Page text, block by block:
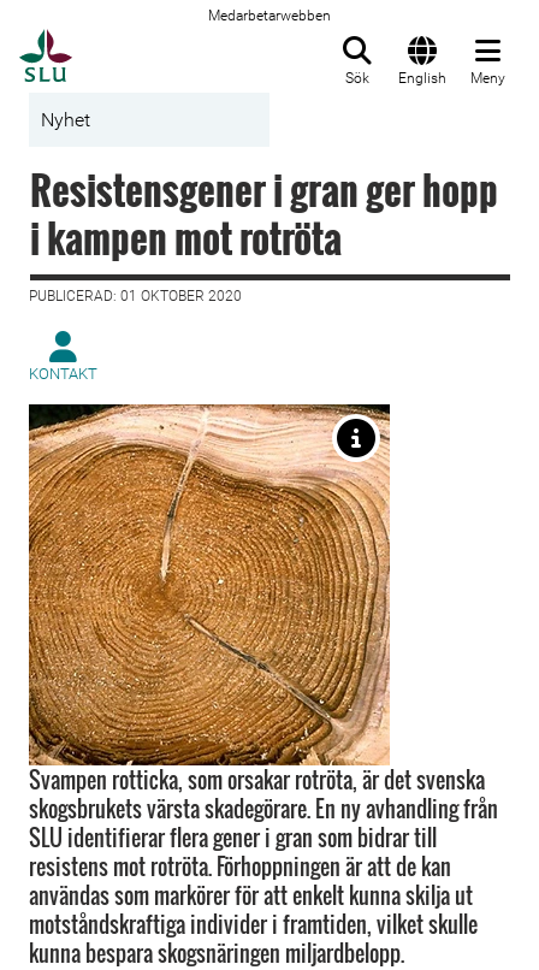
Medarbetarwebben
Sök English Meny
Nyhet
Resistensgener i gran ger hopp
i kampen mot rotröta
PUBLICERAD: 01 OKTOBER 2020
KONTAKT
Svampen rotticka, som orsakar rotröta, är det svenska
skogsbrukets värsta skadegörare. En ny avhandling från
SLU identifierar flera gener i gran som bidrar till
resistens mot rotröta. Förhoppningen är att de kan
användas som markörer för att enkelt kunna skilja ut
motståndskraftiga individer i framtiden, vilket skulle
kunna bespara skogsnäringen miljardbelopp.